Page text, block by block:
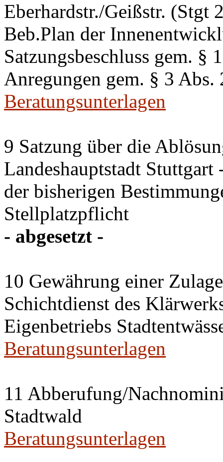
Eberhardstr./Geißstr. (Stgt
Beb.Plan der
Satzungsbeschluss gem.
Anregungen gem. § 3 Abs.
Beratungsunterlagen
9 Satzung über die
Landeshauptstadt
der bisherigen
Stellplatzpflicht
- abgesetzt -
10 Gewährung einer
Schichtdienst des
Eigenbetriebs
Beratungsunterlagen
11 Abberufung/
Stadtwald
Beratungsunterlagen